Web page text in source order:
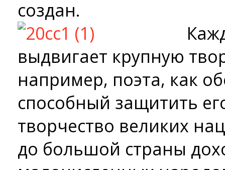
создан.
выдвигает крупную
например, поэта, как
способный защитить
творчество великих
до большой страны